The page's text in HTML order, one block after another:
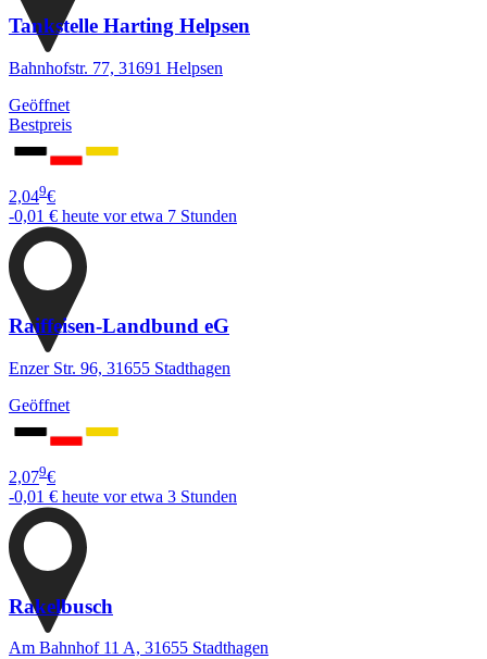
Tankstelle Harting Helpsen
Bahnhofstr. 77, 31691 Helpsen
Geöffnet
Bestpreis
2,049€
-0,01 € heute vor etwa 7 Stunden
Raiffeisen-Landbund eG
Enzer Str. 96, 31655 Stadthagen
Geöffnet
2,079€
-0,01 € heute vor etwa 3 Stunden
Rakelbusch
Am Bahnhof 11 A, 31655 Stadthagen